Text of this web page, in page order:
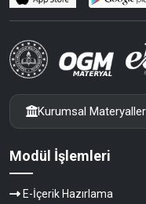
Kurumsal Materyaller
Modül İşlemleri
E-İçerik Hazırlama